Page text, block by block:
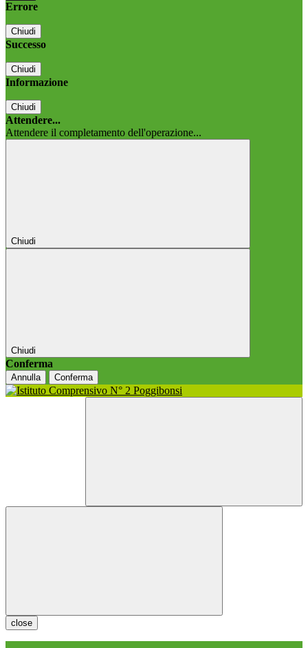
Errore
Chiudi
Successo
Chiudi
Informazione
Chiudi
Attendere...
Attendere il completamento dell'operazione...
Chiudi
Chiudi
Conferma
Annulla Conferma
close